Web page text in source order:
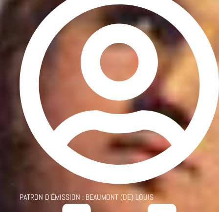
PATRON D'ÉMISSION : BEAUMONT (DE) LOUIS